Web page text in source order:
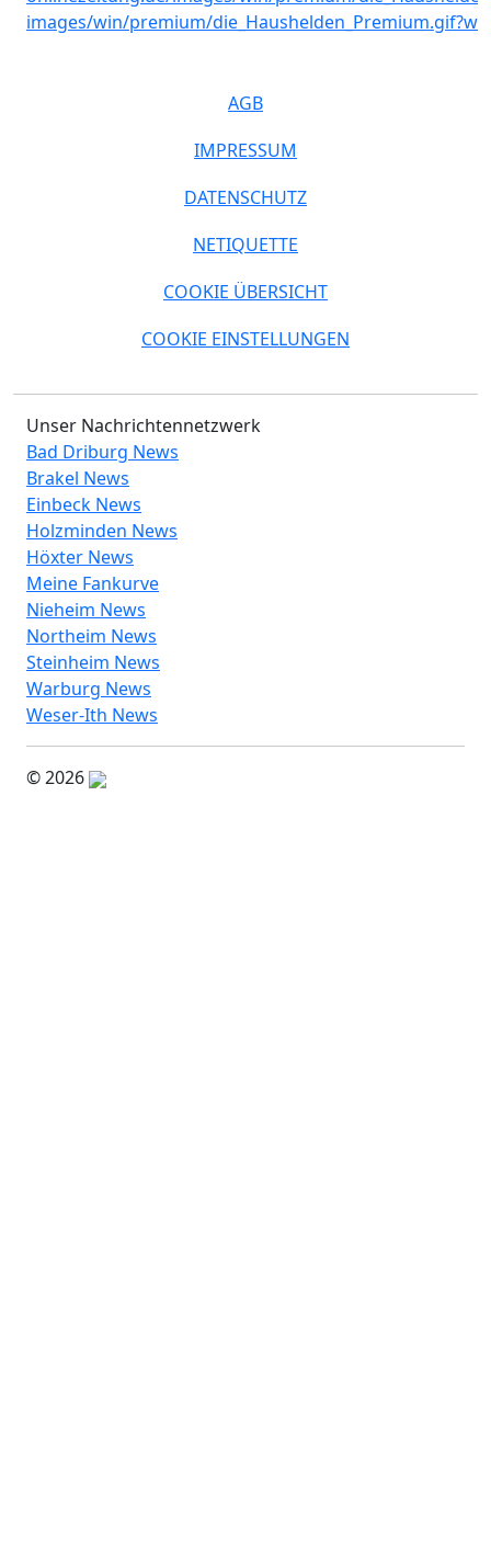
AGB
IMPRESSUM
DATENSCHUTZ
NETIQUETTE
COOKIE ÜBERSICHT
COOKIE EINSTELLUNGEN
Unser Nachrichtennetzwerk
Bad Driburg News
Brakel News
Einbeck News
Holzminden News
Höxter News
Meine Fankurve
Nieheim News
Northeim News
Steinheim News
Warburg News
Weser-Ith News
© 2026